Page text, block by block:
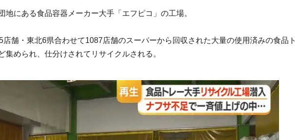
地にある食品容器メーカー大手「エフピコ」の工場。
店舗・東北6県合わせて1087店舗のスーパーから回収された大量の使用済みの食品ト
集められ、仕分けされてリサイクルされる。